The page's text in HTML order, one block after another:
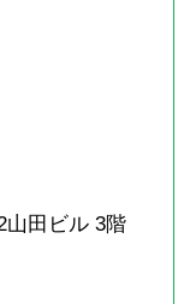
山田ビル 3階